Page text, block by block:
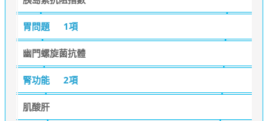
胃問題 1項
幽門螺旋菌抗體
腎功能 2項
肌酸肝